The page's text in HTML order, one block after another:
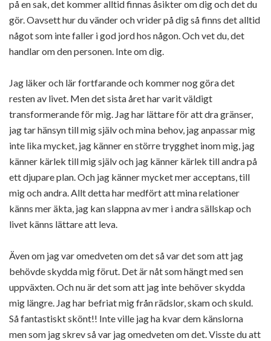
på en sak, det kommer alltid finnas åsikter om dig och det du
gör. Oavsett hur du vänder och vrider på dig så finns det alltid
något som inte faller i god jord hos någon. Och vet du, det
handlar om den personen. Inte om dig.
Jag läker och lär fortfarande och kommer nog göra det
resten av livet. Men det sista året har varit väldigt
transformerande för mig. Jag har lättare för att dra gränser,
jag tar hänsyn till mig själv och mina behov, jag anpassar mig
inte lika mycket, jag känner en större trygghet inom mig, jag
känner kärlek till mig själv och jag känner kärlek till andra på
ett djupare plan. Och jag känner mycket mer acceptans, till
mig och andra. Allt detta har medfört att mina relationer
känns mer äkta, jag kan slappna av mer i andra sällskap och
livet känns lättare att leva.
Även om jag var omedveten om det så var det som att jag
behövde skydda mig förut. Det är nåt som hängt med sen
uppväxten. Och nu är det som att jag inte behöver skydda
mig längre. Jag har befriat mig från rädslor, skam och skuld.
Så fantastiskt skönt!! Inte ville jag ha kvar dem känslorna
men som jag skrev så var jag omedveten om det. Visste du att